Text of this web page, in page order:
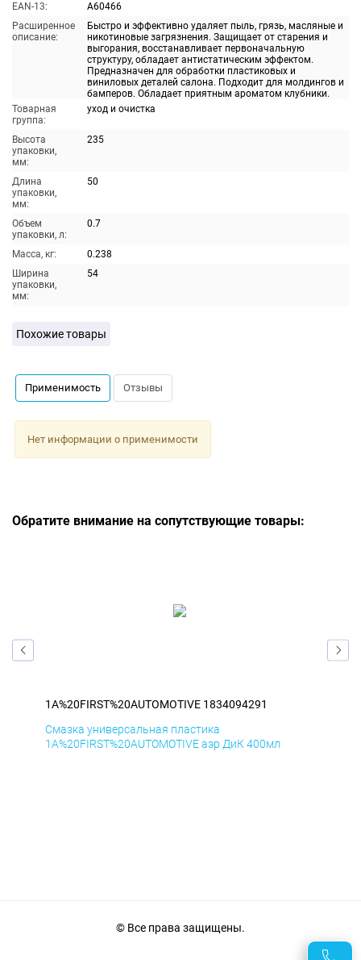
EAN-13:
A60466
Расширенное
описание:
Быстро и эффективно удаляет пыль, грязь, масляные и
никотиновые загрязнения. Защищает от старения и
выгорания, восстанавливает первоначальную
структуру, обладает антистатическим эффектом.
Предназначен для обработки пластиковых и
виниловых деталей салона. Подходит для молдингов и
бамперов. Обладает приятным ароматом клубники.
Товарная
группа:
уход и очистка
Высота
упаковки,
мм:
235
Длина
упаковки,
мм:
50
Объем
упаковки, л:
0.7
Масса, кг:
0.238
Ширина
упаковки,
мм:
54
Похожие товары
Применимость Отзывы
Нет информации о применимости
Обратите внимание на сопутствующие товары:
1A%20FIRST%20AUTOMOTIVE 1834094291
Смазка универсальная пластика
1A%20FIRST%20AUTOMOTIVE аэр ДиК 400мл
© Все права защищены.